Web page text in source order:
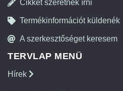
Cikket szeretnék írni
Termékinformációt küldenék
A szerkesztőséget keresem
TERVLAP MENÜ
Hírek